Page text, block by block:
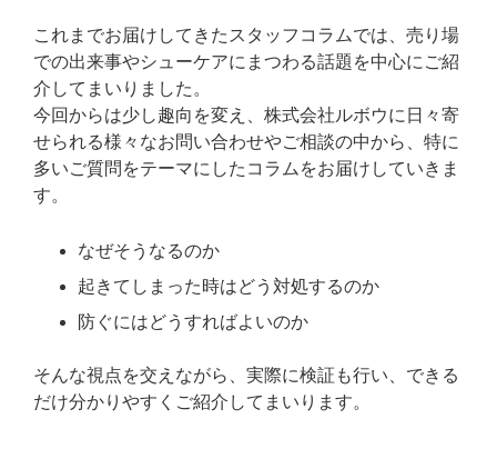
これまでお届けしてきたスタッフコラムでは、売り場
での出来事やシューケアにまつわる話題を中心にご紹
介してまいりました。
今回からは少し趣向を変え、株式会社ルボウに日々寄
せられる様々なお問い合わせやご相談の中から、特に
多いご質問をテーマにしたコラムをお届けしていきま
す。
なぜそうなるのか
起きてしまった時はどう対処するのか
防ぐにはどうすればよいのか
そんな視点を交えながら、実際に検証も行い、できる
だけ分かりやすくご紹介してまいります。